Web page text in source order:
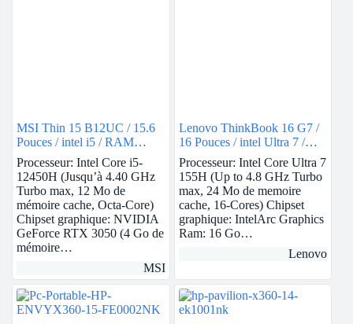
MSI Thin 15 B12UC / 15.6
Pouces / intel i5 / RAM
16Go / 512Go SSD / Nvidia
RTX 3050
Processeur: Intel Core i5-
12450H (Jusqu’à 4.40 GHz
Turbo max, 12 Mo de
mémoire cache, Octa-Core)
Chipset graphique: NVIDIA
GeForce RTX 3050 (4 Go de
mémoire…
MSI
Lenovo ThinkBook 16 G7 /
16 Pouces / intel Ultra 7 /
RAM 16Go / 512Go SSD /
Intel Arc Graphics
Processeur: Intel Core Ultra 7
155H (Up to 4.8 GHz Turbo
max, 24 Mo de memoire
cache, 16-Cores) Chipset
graphique: IntelArc Graphics
Ram: 16 Go…
Lenovo